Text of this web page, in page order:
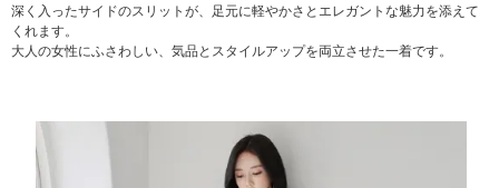
深く入ったサイドのスリットが、足元に軽やかさとエレガントな魅力を添えて
くれます。
大人の女性にふさわしい、気品とスタイルアップを両立させた一着です。